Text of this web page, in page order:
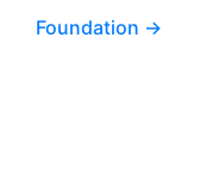
Foundation